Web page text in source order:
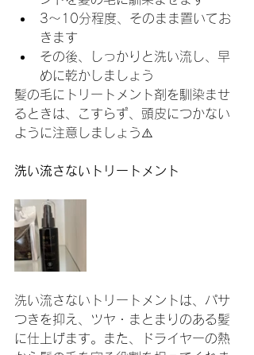
3～10分程度、そのまま置いてお
きます
その後、しっかりと洗い流し、早
めに乾かしましょう
髪の毛にトリートメント剤を馴染ませ
るときは、こすらず、頭皮につかない
ように注意しましょう⚠️
洗い流さないトリートメント
洗い流さないトリートメントは、パサ
つきを抑え、ツヤ・まとまりのある髪
に仕上げます。また、ドライヤーの熱